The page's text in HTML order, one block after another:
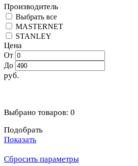
Производитель
Выбрать все
MASTERNET
STANLEY
Цена
От
До
руб.
Выбрано товаров: 0
Подобрать
Показать
Сбросить параметры